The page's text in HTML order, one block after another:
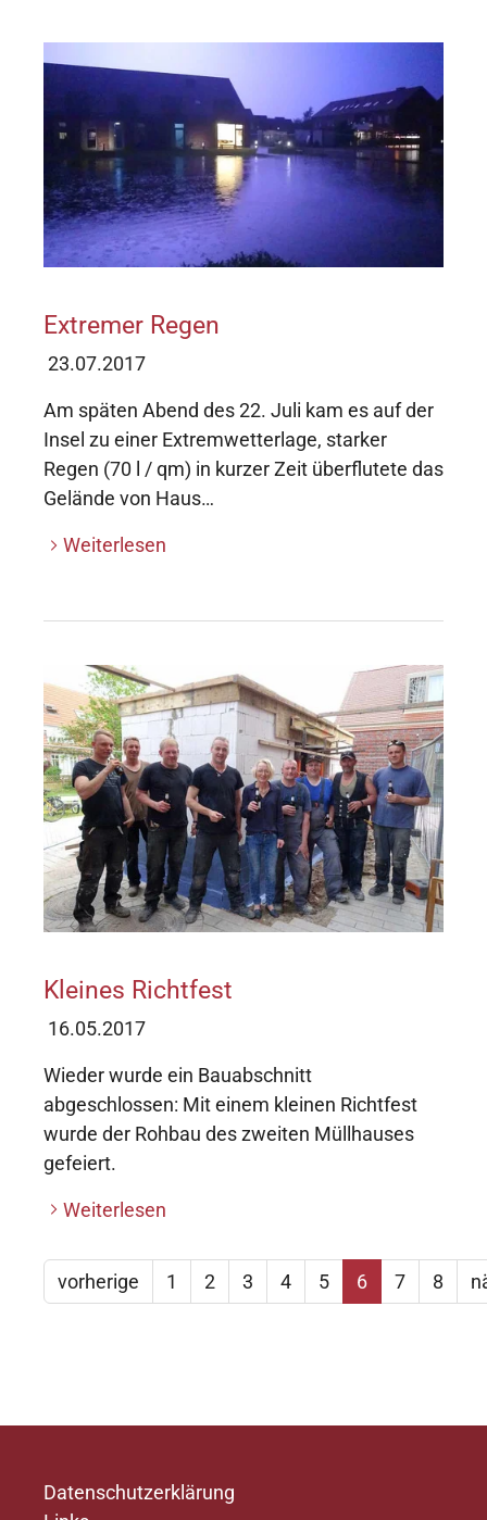
Extremer Regen
23.07.2017
Am späten Abend des 22. Juli kam es auf der
Insel zu einer Extremwetterlage, starker
Regen (70 l / qm) in kurzer Zeit überflutete das
Gelände von Haus…
Weiterlesen
Kleines Richtfest
16.05.2017
Wieder wurde ein Bauabschnitt
abgeschlossen: Mit einem kleinen Richtfest
wurde der Rohbau des zweiten Müllhauses
gefeiert.
Weiterlesen
vorherige 1 2 3 4 5 6 7 8
Datenschutzerklärung